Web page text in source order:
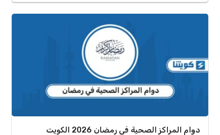
دوام المراكز الصحية في رمضان 2026 الكويت